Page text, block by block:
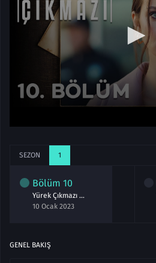
SEZON 1
Bölüm 10
Yürek Çıkmazı 10.Bölüm izle
10 Ocak 2023
GENEL BAKIŞ